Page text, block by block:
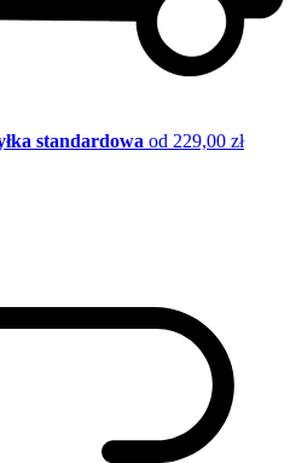
standardowa od 229,00 zł